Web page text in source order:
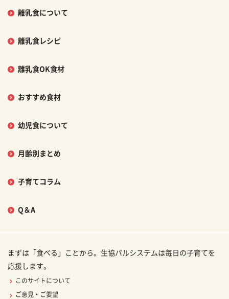
離乳食について
離乳食レシピ
離乳食OK食材
おすすめ食材
幼児食について
月齢別まとめ
子育てコラム
Q＆A
まずは「食べる」ことから。生協パルシステムは毎日の子育てを
応援します。
このサイトについて
ご意見・ご要望